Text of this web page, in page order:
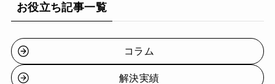
お役立ち記事一覧
コラム
解決実績